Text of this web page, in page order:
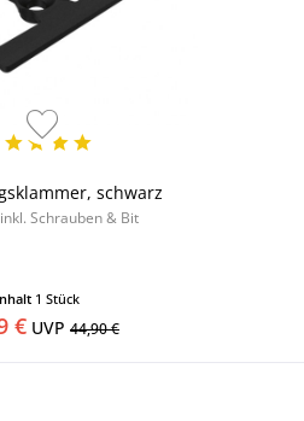
schwarz
Schrauben & Bit
1 Stück
€ UVP 44,90 €